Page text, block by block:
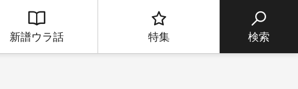
新譜ウラ話 特集 検索